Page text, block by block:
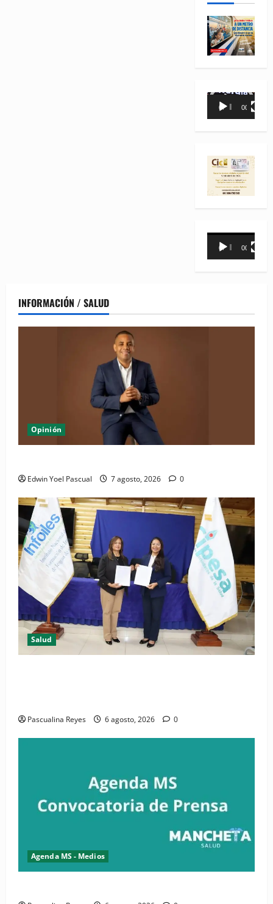
Reproductor
00:00 00:35
Reproductor
00:00 00:31
INFORMACIÓN / SALUD
Opinión
Edwin Yoel Pascual 7 agosto, 2026 0
Salud
Pascualina Reyes 6 agosto, 2026 0
Agenda MS - Medios